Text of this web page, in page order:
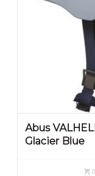
Abus
Glacier Blue